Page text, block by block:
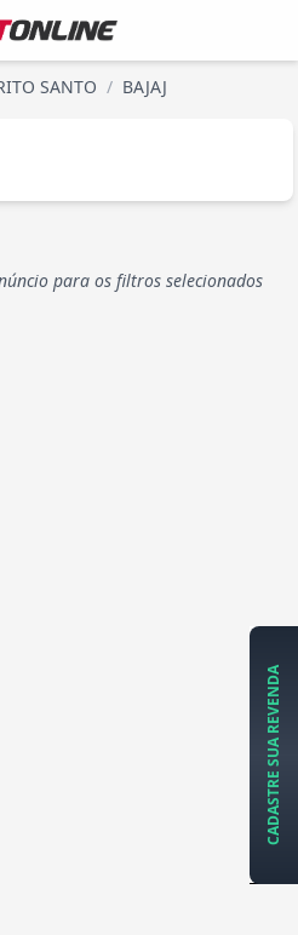
SANTO / BAJAJ
para os filtros selecionados
CADASTRE SUA REVENDA